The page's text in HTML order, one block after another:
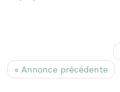
« Annonce précédente